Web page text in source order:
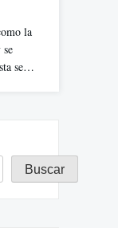
la
se…
Buscar